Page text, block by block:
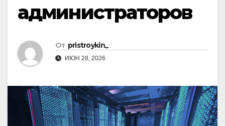
администраторов
От pristroykin_
ИЮН 28, 2026